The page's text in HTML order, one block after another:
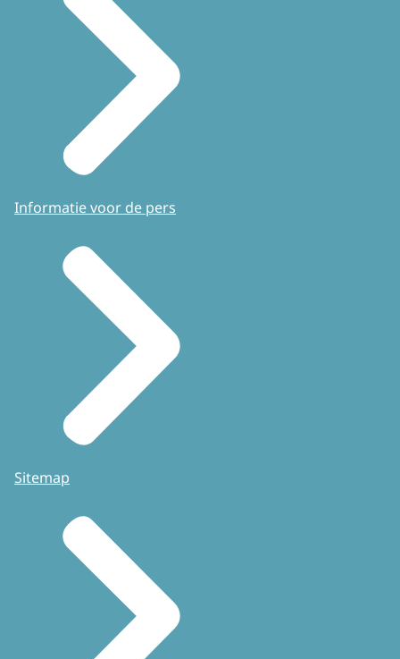
Informatie voor de pers
Sitemap